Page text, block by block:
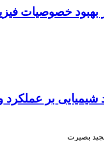
خصوصیات
بصیرت